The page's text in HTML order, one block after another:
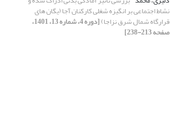
نشاط اجتماعی بر انگیزه شغلی کارکنان آجا (یگان های
قرارگاه شمال شرق نزاجا) [دوره 4، شماره 13، 1401،
صفحه 213-238]